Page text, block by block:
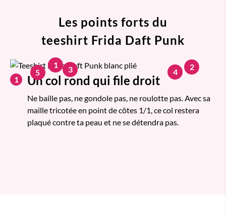
Les points forts du
teeshirt Frida Daft Punk
1 Un col rond qui file droit
Ne baille pas, ne gondole pas, ne roulotte pas. Avec sa
maille tricotée en point de côtes 1/1, ce col restera
plaqué contre ta peau et ne se détendra pas.
1 2
3 4
5